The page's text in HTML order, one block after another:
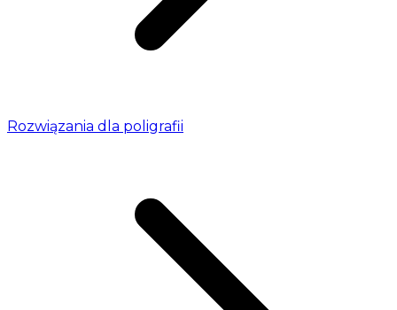
Rozwiązania dla poligrafii